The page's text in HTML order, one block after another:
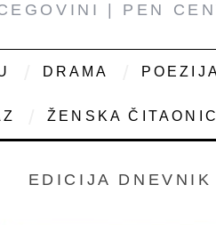
| PEN
DRAMA
ŽENSKA
EDICIJA DNEVNIK